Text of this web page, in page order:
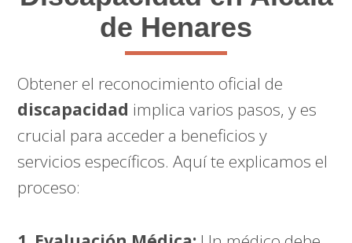
de Henares
Obtener el reconocimiento oficial de
discapacidad implica varios pasos, y es
crucial para acceder a beneficios y
servicios específicos. Aquí te explicamos el
proceso: